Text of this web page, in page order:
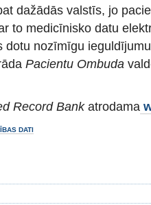
dažādās valstīs, jo
to medicīnisko datu
dotu nozīmīgu
Pacientu Ombuda
Record Bankatrodama
DATI